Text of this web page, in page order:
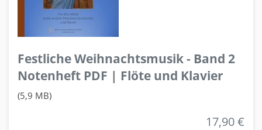
Festliche Weihnachtsmusik - Band 2
Notenheft PDF | Flöte und Klavier
(5,9 MB)
17,90 €